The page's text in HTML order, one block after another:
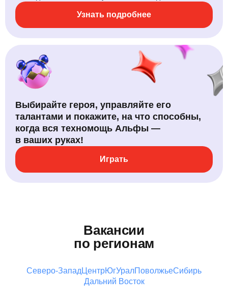
Узнать подробнее
Выбирайте героя, управляйте его
талантами и покажите, на что способны,
когда вся техномощь Альфы —
в ваших руках!
Играть
Вакансии
по регионам
Северо-Запад ЦентрЮгУралПоволжьеСибирь
Дальний Восток